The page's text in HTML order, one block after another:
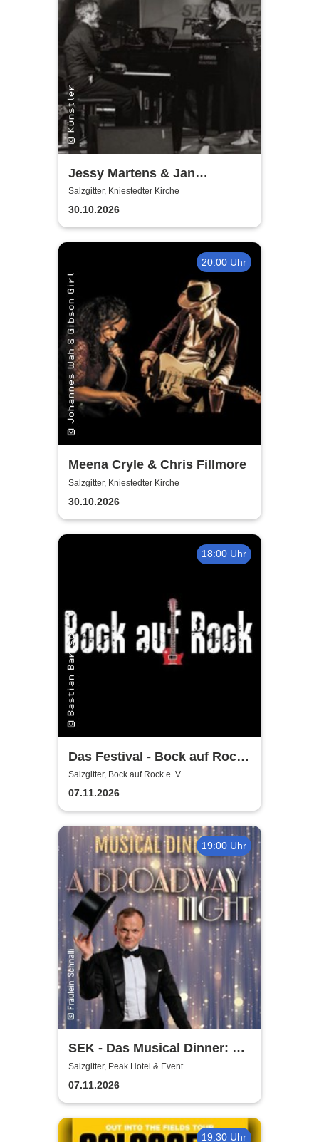
Jessy Martens & Jan
Fischer's Blues Support
Salzgitter, Kniestedter Kirche
30.10.2026
20:00 Uhr
Meena Cryle & Chris Fillmore
Salzgitter, Kniestedter Kirche
30.10.2026
18:00 Uhr
Das Festival - Bock auf Rock
gemeinnütziger e. V.
Salzgitter, Bock auf Rock e. V.
07.11.2026
19:00 Uhr
SEK - Das Musical Dinner: A
Broadway Night
Salzgitter, Peak Hotel & Event
07.11.2026
19:30 Uhr